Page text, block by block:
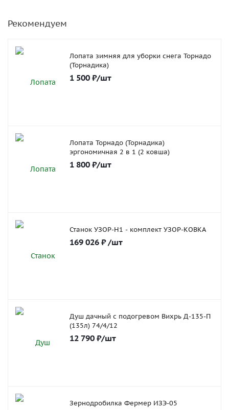
Рекомендуем
Лопата зимняя для уборки снега Торнадо
(Торнадика)
1 500 ₽/шт
Лопата Торнадо (Торнадика)
эргономичная 2 в 1 (2 ковша)
1 800 ₽/шт
Станок УЗОР-Н1 - комплект УЗОР-КОВКА
169 026 ₽ /шт
Душ дачный с подогревом Вихрь Д-135-П
(135л) 74/4/12
12 790 ₽/шт
Зернодробилка Фермер ИЗЭ-05